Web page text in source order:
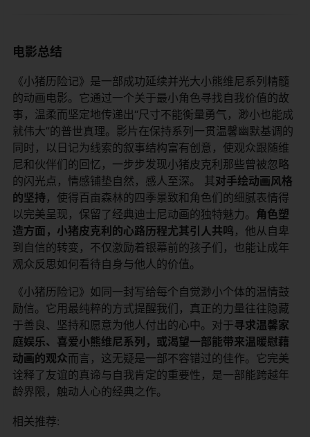
电影总结
《小猪历险记》是一部成功延续并光大小熊维尼系列精髓
的动画电影。它通过一个关于最小角色寻找自我价值的故
事，温柔而坚定地传递出“尺寸不能衡量勇气，渺小也能成
就伟大”的普世真理。影片在保持系列一贯温馨幽默基调的
同时，以日记为线索的叙事结构富有创意，使观众跟随维
尼和伙伴们的回忆，一步步发现小猪皮克利那些曾被忽略
的闪光点，情感铺垫自然，感人至深。 其​​对手绘动画风格
的坚持​ ​，使得百亩森林的四季景致和角色们的细腻表情得
以完美呈现，保留了经典迪士尼动画的独特魅力。​ ​角色塑
造方面，小猪皮克利的心路历程尤其引人共鸣​ ​，他从自卑
到自信的转变，不仅激励着银幕前的孩子们，也能让成年
观众反思如何看待自身与他人的价值。
《小猪历险记》如同一封写给每个自觉渺小个体的温情鼓
励信。它用最纯粹的方式提醒我们，真正的力量往往隐藏
于善良、坚持和愿意为他人付出的心中。对于​​寻求温馨家
庭娱乐、喜爱小熊维尼系列，或渴望一部能带来温暖慰藉
动画的观众​​而言，这无疑是一部不容错过的佳作。它完美
诠释了友谊的真谛与自我肯定的重要性，是一部能跨越年
龄界限，触动人心的经典之作。
相关推荐: